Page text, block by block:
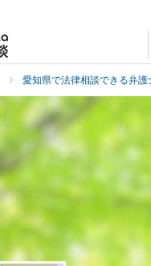
愛知県で法律相談できる弁護